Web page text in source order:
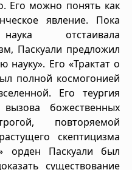
Его можно понять как
явление. Пока
наука отстаивала
Паскуали предложил
Его «Трактат о
полной космогонией
Его теургия
божественных
повторяемой
скептицизма
орден Паскуали был
существование